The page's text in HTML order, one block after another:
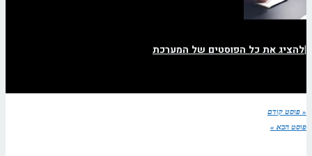
|להציג את כל הפוסטים של המערכת
« פוסט קודם
פוסט הבא »